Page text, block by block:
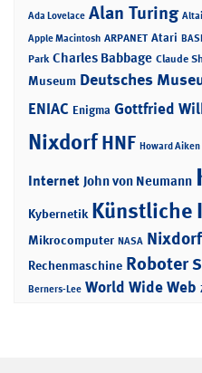
Ada Lovelace Alan Turing
Apple Macintosh ARPANET Atari
Park Charles Babbage Claude
Museum Deutsches
ENIAC Enigma Gottfried
NixdorfHNF Howard Aiken
Internet John von Neumann
Kybernetik Künstliche
Mikrocomputer NASA
Rechenmaschine Roboter
Berners-Lee World Wide Web